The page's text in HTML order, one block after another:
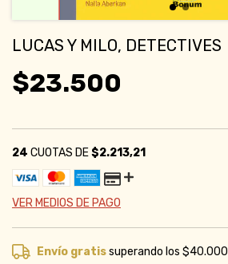
LUCAS Y MILO, DETECTIVES
$23.500
24 CUOTAS DE$2.213,21
VER MEDIOS DE PAGO
Envío gratissuperando los$40.000